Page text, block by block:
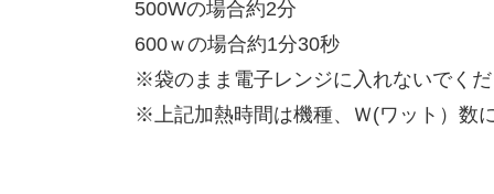
500Wの場合約2分
600ｗの場合約1分30秒
※袋のまま電子レンジに入れないでく
※上記加熱時間は機種、Ｗ(ワット）数